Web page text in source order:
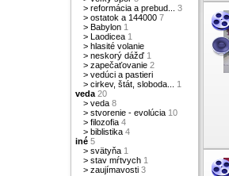
> reformácia a prebud...
3
> ostatok a 144000 7
> Babylon 1
> Laodicea 1
> hlasité volanie
> neskorý dážď 1
> zapečaťovanie 2
> vedúci a pastieri
> cirkev, štát, sloboda...
1
veda 20
> veda 8
> stvorenie - evolúcia 10
> filozofia 4
> biblistika 4
iné 5
> svätyňa 1
> stav mŕtvych 1
> zaujímavosti 3